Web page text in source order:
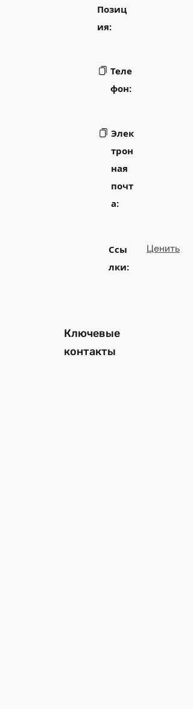
Позиц
ия:
Теле
фон:
Элек
трон
ная
почт
а:
Ссы
лки:
Ценить
Ключевые
контакты